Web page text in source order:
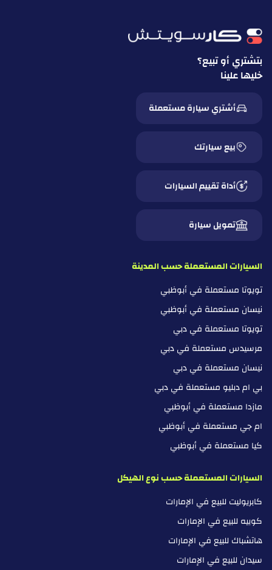
بتشتري أو تبيع؟
خليها علينا
أشتري سيارة مستعملة
بيع سيارتك
أداة تقييم السيارات
تمويل سيارة
السيارات المستعملة حسب المدينة
تويوتا مستعملة في أبوظبي
نيسان مستعملة في أبوظبي
تويوتا مستعملة في دبي
مرسيدس مستعملة في دبي
نيسان مستعملة في دبي
بي ام دبليو مستعملة في دبي
مازدا مستعملة في أبوظبي
ام جي مستعملة في أبوظبي
كيا مستعملة في أبوظبي
السيارات المستعملة حسب نوع الهيكل
كابريوليت للبيع في الإمارات
كوبيه للبيع في الإمارات
هاتشباك للبيع في الإمارات
سيدان للبيع في الإمارات